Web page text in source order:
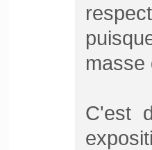
masse
C'est